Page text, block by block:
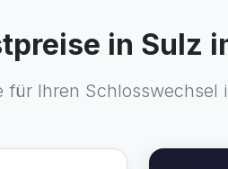
in Sulz
für Ihren